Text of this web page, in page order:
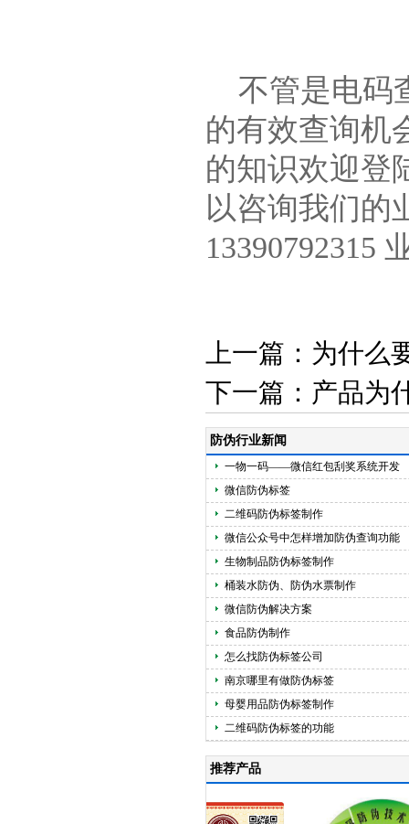
不管是电码
的有效查询机
的知识欢迎登
以咨询我们的
13390792315
上一篇： 为什么
下一篇： 产品为
防伪行业新闻
一物一码——微信红包刮奖系统开发
微信防伪标签
二维码防伪标签制作
微信公众号中怎样增加防伪查询功能
生物制品防伪标签制作
桶装水防伪、防伪水票制作
微信防伪解决方案
食品防伪制作
怎么找防伪标签公司
南京哪里有做防伪标签
母婴用品防伪标签制作
二维码防伪标签的功能
推荐产品